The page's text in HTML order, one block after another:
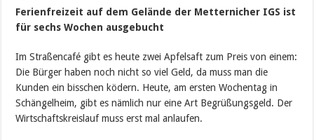
Ferienfreizeit auf dem Gelände der Metternicher IGS ist
für sechs Wochen ausgebucht
Im Straßencafé gibt es heute zwei Apfelsaft zum Preis von einem:
Die Bürger haben noch nicht so viel Geld, da muss man die
Kunden ein bisschen ködern. Heute, am ersten Wochentag in
Schängelheim, gibt es nämlich nur eine Art Begrüßungsgeld. Der
Wirtschaftskreislauf muss erst mal anlaufen.